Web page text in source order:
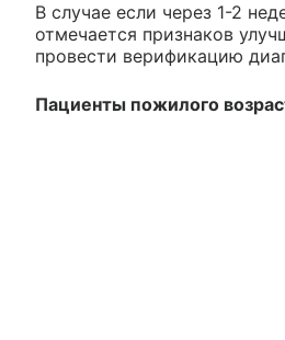
В случае если через 1-2
отмечается признаков
провести верификацию
Пациенты пожилого